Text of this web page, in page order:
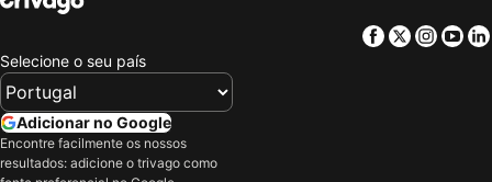
Facebook
Twitter
Selecione o seu país
Adicionar no Google
Encontre facilmente os nossos
resultados: adicione o trivago como